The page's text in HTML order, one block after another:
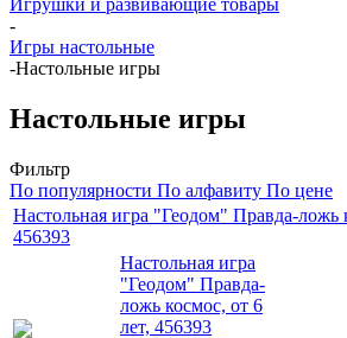
Игрушки и развивающие товары
-
Игры настольные
-Настольные игры
Настольные игры
Фильтр
По популярности По алфавиту По цене
Настольная игра "Геодом" Правда-ложь
456393
Настольная игра
"Геодом" Правда-
ложь космос, от 6
лет, 456393